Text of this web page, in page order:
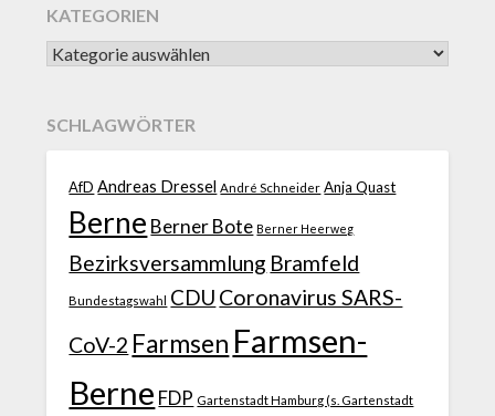
KATEGORIEN
SCHLAGWÖRTER
AfD Andreas Dressel André Schneider Anja Quast
Berne Berner Bote Berner Heerweg
Bezirksversammlung Bramfeld
Bundestagswahl CDU Coronavirus SARS-
CoV-2 Farmsen Farmsen-
Berne FDP Gartenstadt Hamburg (s. Gartenstadt